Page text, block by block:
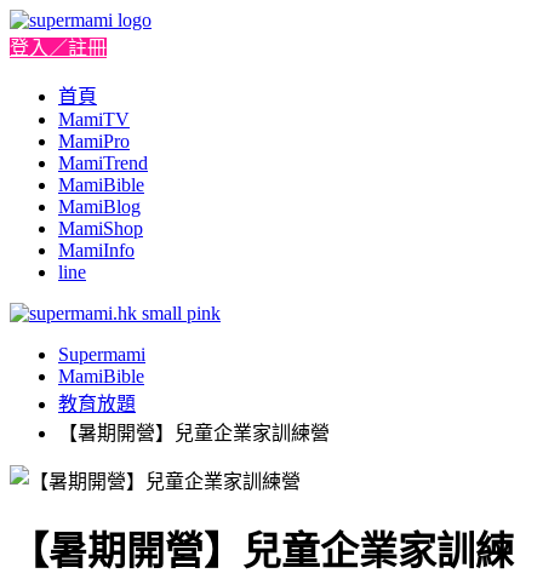
登入／註冊
首頁
MamiTV
MamiPro
MamiTrend
MamiBible
MamiBlog
MamiShop
MamiInfo
line
Supermami
MamiBible
教育放題
【暑期開營】兒童企業家訓練營
【暑期開營】兒童企業家訓練